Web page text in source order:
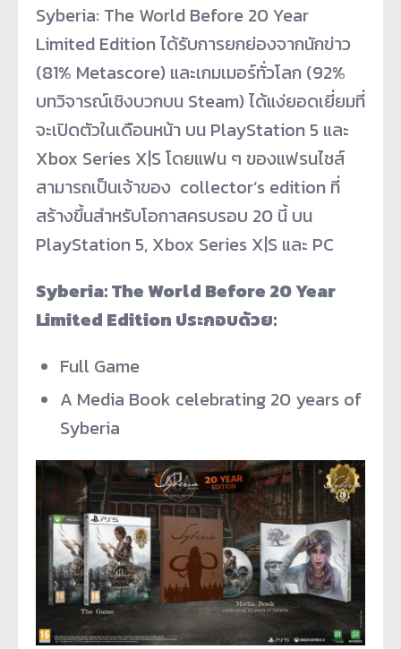
Syberia: The World Before 20 Year
Limited Edition ได้รับการยกย่องจากนักข่าว
(81% Metascore) และเกมเมอร์ทั่วโลก (92%
บทวิจารณ์เชิงบวกบน Steam) ได้แง่ยอดเยี่ยมที่
จะเปิดตัวในเดือนหน้า บน PlayStation 5 และ
Xbox Series X|S โดยแฟน ๆ ของแฟรนไชส์
สามารถเป็นเจ้าของ collector’s edition ที่
สร้างขึ้นสำหรับโอกาสครบรอบ 20 นี้ บน
PlayStation 5, Xbox Series X|S และ PC
Syberia: The World Before 20 Year
Limited Edition ประกอบด้วย:
Full Game
A Media Book celebrating 20 years of
Syberia